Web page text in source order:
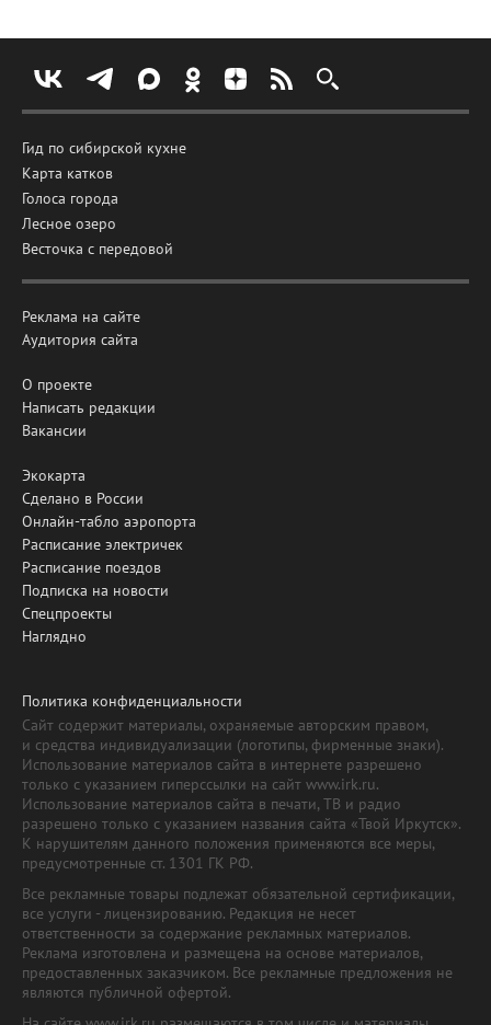
Гид по сибирской кухне
Карта катков
Голоса города
Лесное озеро
Весточка с передовой
Реклама на сайте
Аудитория сайта
О проекте
Написать редакции
Вакансии
Экокарта
Сделано в России
Онлайн-табло аэропорта
Расписание электричек
Расписание поездов
Подписка на новости
Спецпроекты
Наглядно
Политика конфиденциальности
Сайт содержит материалы, охраняемые авторским правом,
и средства индивидуализации (логотипы, фирменные знаки).
Использование материалов сайта в интернете разрешено
только с указанием гиперссылки на сайт www.irk.ru.
Использование материалов сайта в печати, ТВ и радио
разрешено только с указанием названия сайта «Твой Иркутск».
К нарушителям данного положения применяются все меры,
предусмотренные ст. 1301 ГК РФ.
Все рекламные товары подлежат обязательной сертификации,
все услуги - лицензированию. Редакция не несет
ответственности за содержание рекламных материалов.
Реклама изготовлена и размещена на основе материалов,
предоставленных заказчиком. Все рекламные предложения не
являются публичной офертой.